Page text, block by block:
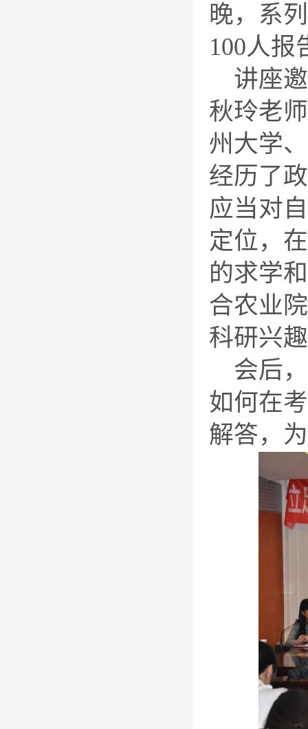
晚，系
100人报
讲座邀
秋玲老
州大学
经历了
应当对
定位，
的求学
合农业
科研兴
会后，
如何在
解答，